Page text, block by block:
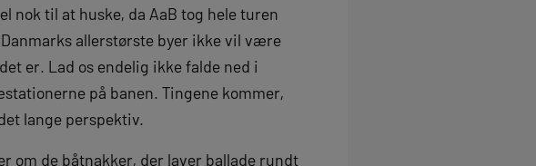
nok til at huske, da AaB tog hele turen
allerstørste byer ikke vil være
er. Lad os endelig ikke falde ned i
på banen. Tingene kommer,
lange perspektiv.
om de båtnakker, der laver ballade rundt